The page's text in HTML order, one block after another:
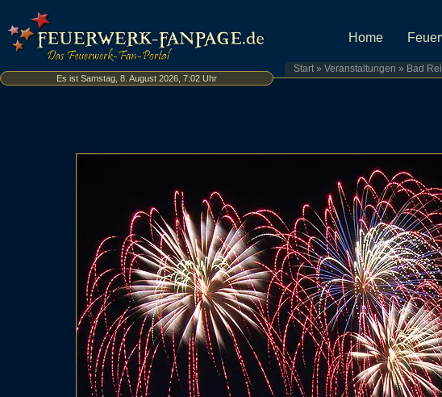
Es ist Samstag, 8. August 2026, 7:02 Uhr
Home
Start» Veranstaltungen » Bad